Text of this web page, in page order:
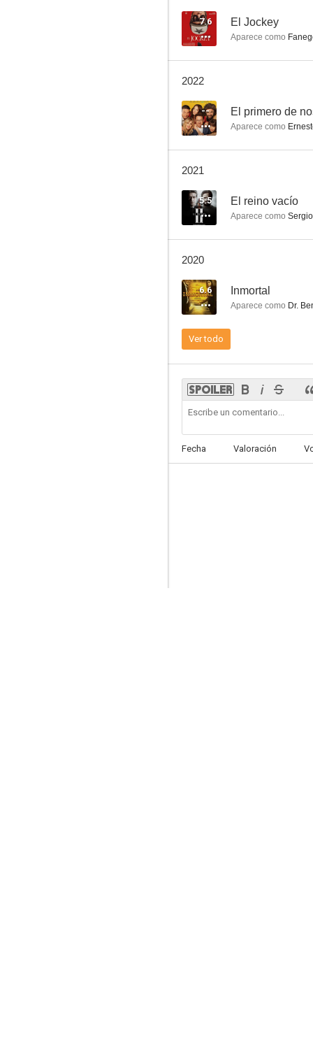
7.6 El Jockey
Aparece como
2022
-- El primero de
Aparece como
2021
5.5 El reino vacío
Aparece como
2020
6.6 Inmortal
Aparece como Dr.
Ver todo
Fecha Valoración